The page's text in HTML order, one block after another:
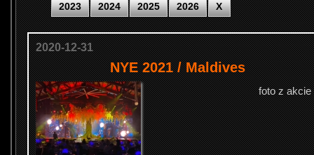
2023 2024 2025 2026 X
2020-12-31
NYE 2021 / Maldives
foto z akcie